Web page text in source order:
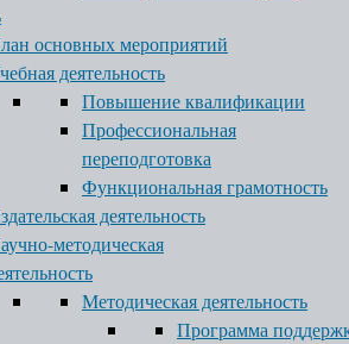
основных мероприятий
деятельность
Повышение квалификации
Профессиональная
переподготовка
Функциональная грамотность
деятельность
методическая
Методическая деятельность
Программа